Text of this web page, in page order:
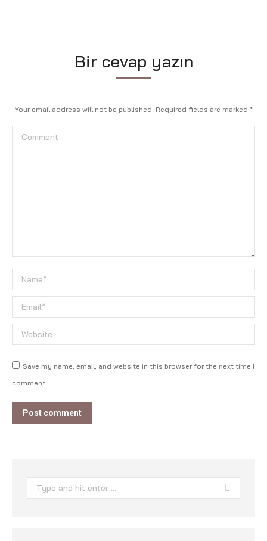
Bir cevap yazın
Your email address will not be published. Required fields are marked *
Comment
Name *
Email *
Website
Save my name, email, and website in this browser for the next time I
comment.
Post comment
Search: